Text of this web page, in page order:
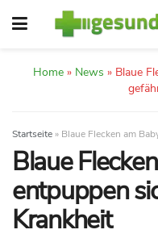
Home » News » Blaue
Startseite » Blaue Flecken am
Blaue
entpuppen
Krankheit